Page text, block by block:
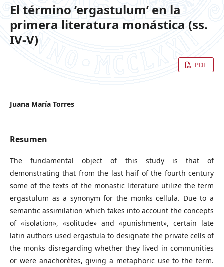
El término ‘ergastulum’ en la
primera literatura monástica (ss.
IV-V)
PDF
Juana María Torres
Resumen
The fundamental object of this study is that of
demonstrating that from the last haif of the fourth century
some of the texts of the monastic literature utilize the term
ergastulum as a synonym for the monks cellula. Due to a
semantic assimilation which takes into account the concepts
of «isolation», «solitude» and «punishment», certain late
latin authors used ergastula to designate the private cells of
the monks disregarding whether they lived in communities
or were anachorètes, giving a metaphoric use to the term.